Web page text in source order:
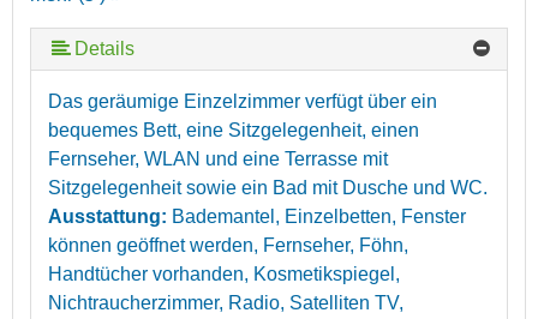
mehr (5 ) »
Details
Das geräumige Einzelzimmer verfügt über ein
bequemes Bett, eine Sitzgelegenheit, einen
Fernseher, WLAN und eine Terrasse mit
Sitzgelegenheit sowie ein Bad mit Dusche und WC.
Ausstattung: Bademantel, Einzelbetten, Fenster
können geöffnet werden, Fernseher, Föhn,
Handtücher vorhanden, Kosmetikspiegel,
Nichtraucherzimmer, Radio, Satelliten TV,